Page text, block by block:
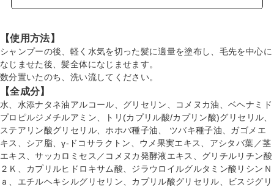
【使用方法】
シャンプーの後、軽く水気を切った髪に適量を塗布し、毛先を中心に
なじませた後、髪全体になじませます。
数分置いたのち、洗い流してください。
【全成分】
水、水添ナタネ油アルコール、グリセリン、コメヌカ油、ベヘナミド
プロピルジメチルアミン、トリ(カプリル酸/カプリン酸)グリセリル、
ステアリン酸グリセリル、ホホバ種子油、 ツバキ種子油、ガゴメエ
キス、シア脂、γ-ドコサラクトン、ウメ果実エキス、アシタバ葉／茎
エキス、サッカロミセス／コメヌカ発酵液エキス、グリチルリチン酸
２Ｋ、カプリルヒドロキサム酸、ジラウロイルグルタミン酸リシンＮ
ａ、エチルヘキシルグリセリン、カプリル酸グリセリル、ビスジグリ